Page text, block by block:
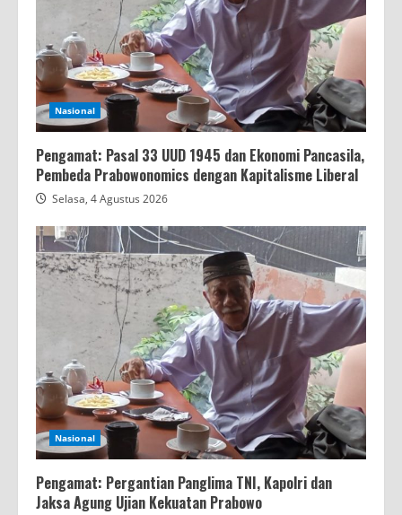
Nasional
Pengamat: Pasal 33 UUD 1945 dan Ekonomi Pancasila,
Pembeda Prabowonomics dengan Kapitalisme Liberal
Selasa, 4 Agustus 2026
Nasional
Pengamat: Pergantian Panglima TNI, Kapolri dan
Jaksa Agung Ujian Kekuatan Prabowo